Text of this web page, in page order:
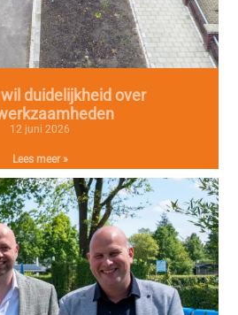
wil duidelijkheid over
12 juni 2026
Lees meer »